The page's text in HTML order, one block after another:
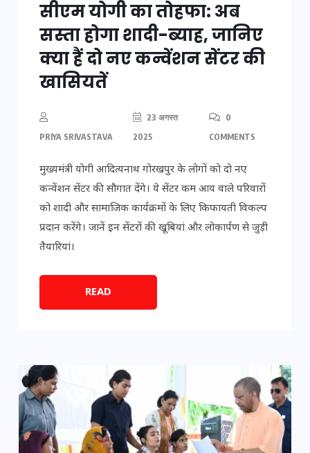
सीएम योगी का तोहफा: अब
सस्ता होगा शादी-ब्याह, जानिए
क्या हैं दो नए कन्वेंशन सेंटर की
खासियतें
PRIYA SRIVASTAVA
23 अगस्त
2025
0
COMMENTS
मुख्यमंत्री योगी आदित्यनाथ गोरखपुर के लोगों को दो नए
कन्वेंशन सेंटर की सौगात देंगे। ये सेंटर कम आय वाले परिवारों
को शादी और सामाजिक कार्यक्रमों के लिए किफायती विकल्प
प्रदान करेंगे। जानें इन सेंटरों की खूबियां और लोकार्पण से जुड़ी
तैयारियां।
READ